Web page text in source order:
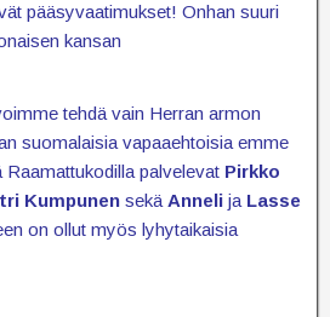
pääsyvaatimukset! Onhan suuri
kansan
tehdä vain Herran armon
suomalaisia vapaaehtoisia emme
Raamattukodilla palvelevat Pirkko
Kumpunen sekäAnneli ja Lasse
on ollut myös lyhytaikaisia